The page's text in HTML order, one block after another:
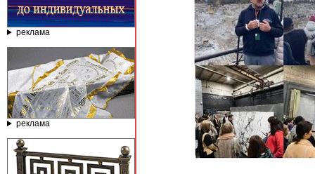
реклама
реклама